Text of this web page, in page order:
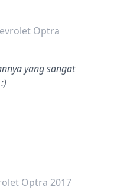
lima
Optra
yang sangat
lima
Optra 2017